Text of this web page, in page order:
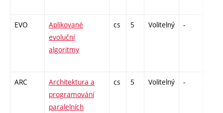
EVO
Aplikované
evoluční
algoritmy
cs 5 Volitelný -
ARC
Architektura a
programování
paralelních
cs 5 Volitelný -